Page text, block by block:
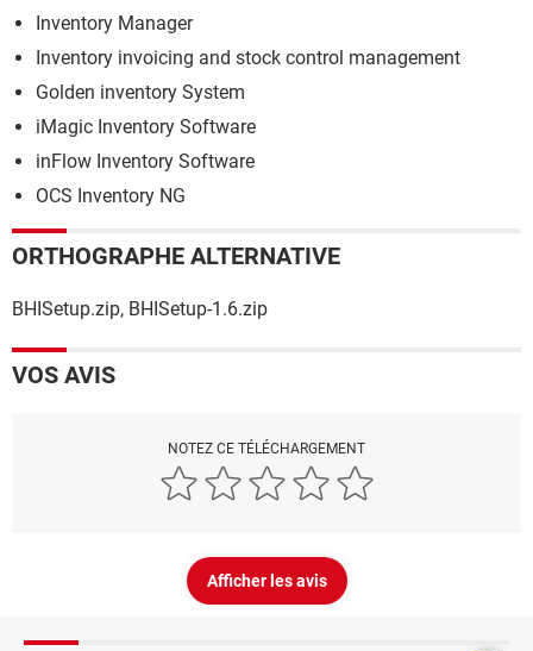
Inventory Manager
Inventory invoicing and stock control management
Golden inventory System
iMagic Inventory Software
inFlow Inventory Software
OCS Inventory NG
ORTHOGRAPHE ALTERNATIVE
BHISetup.zip, BHISetup-1.6.zip
VOS AVIS
NOTEZ CE TÉLÉCHARGEMENT
Afficher les avis